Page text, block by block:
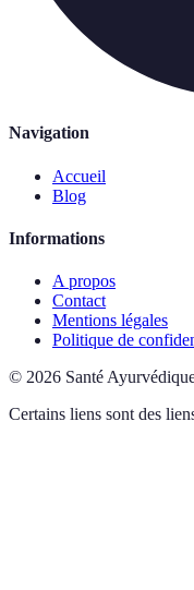
Navigation
Accueil
Blog
Informations
A propos
Contact
Mentions légales
Politique de
© 2026 Santé
Certains liens sont des